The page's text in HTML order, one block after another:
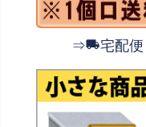
⇒ 宅配